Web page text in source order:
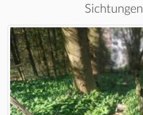
Sichtungen